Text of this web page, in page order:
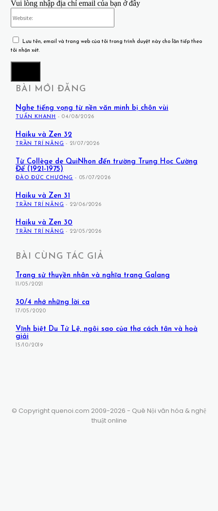
Vui lòng nhập địa chỉ email của bạn ở đây
Lưu tên, email và trang web của tôi trong trình duyệt này cho lần tiếp theo
tôi nhận xét.
BÀI MỚI ĐĂNG
Nghe tiếng vọng từ nền văn minh bị chôn vùi
TUẤN KHANH - 04/08/2026
Haiku và Zen 32
TRẦN TRÍ NĂNG - 21/07/2026
Từ Collège de QuiNhon đến trường Trung Học Cường
Để (1921-1975)
ĐÀO ĐỨC CHƯƠNG - 05/07/2026
Haiku và Zen 31
TRẦN TRÍ NĂNG - 22/06/2026
Haiku và Zen 30
TRẦN TRÍ NĂNG - 22/05/2026
BÀI CÙNG TÁC GIẢ
Trang sử thuyền nhân và nghĩa trang Galang
11/05/2021
30/4 nhớ những lời ca
17/05/2020
Vĩnh biệt Du Tử Lê, ngôi sao của thơ cách tân và hoà
giải
15/10/2019
© Copyright quenoi.com 2009-2026 - Quê Nội văn hóa & nghệ
thuật online